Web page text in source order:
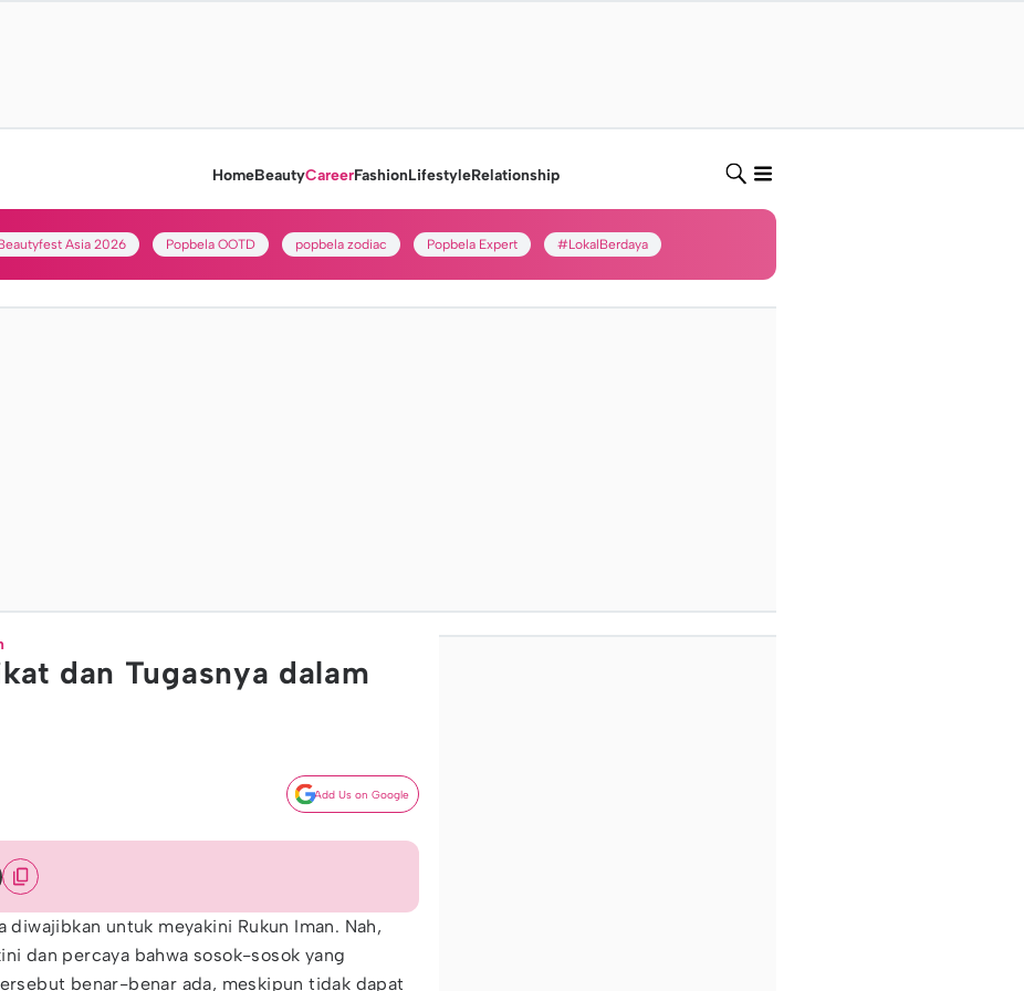
HomeBeautyCareerFashionLifestyleRelationship
Asia 2026 Popbela OOTD popbela zodiac Popbela Expert #LokalBerdaya
dan Tugasnya dalam
Add Us on Google
diwajibkan untuk meyakini Rukun Iman. Nah,
dan percaya bahwa sosok-sosok yang
benar-benar ada, meskipun tidak dapat